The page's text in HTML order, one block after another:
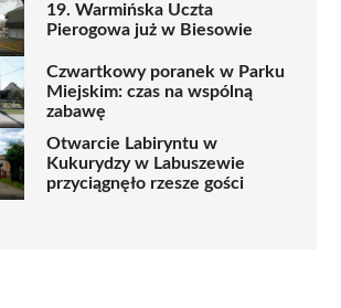
19. Warmińska Uczta
Pierogowa już w Biesowie
Czwartkowy poranek w Parku
Miejskim: czas na wspólną
zabawę
Otwarcie Labiryntu w
Kukurydzy w Labuszewie
przyciągnęło rzesze gości